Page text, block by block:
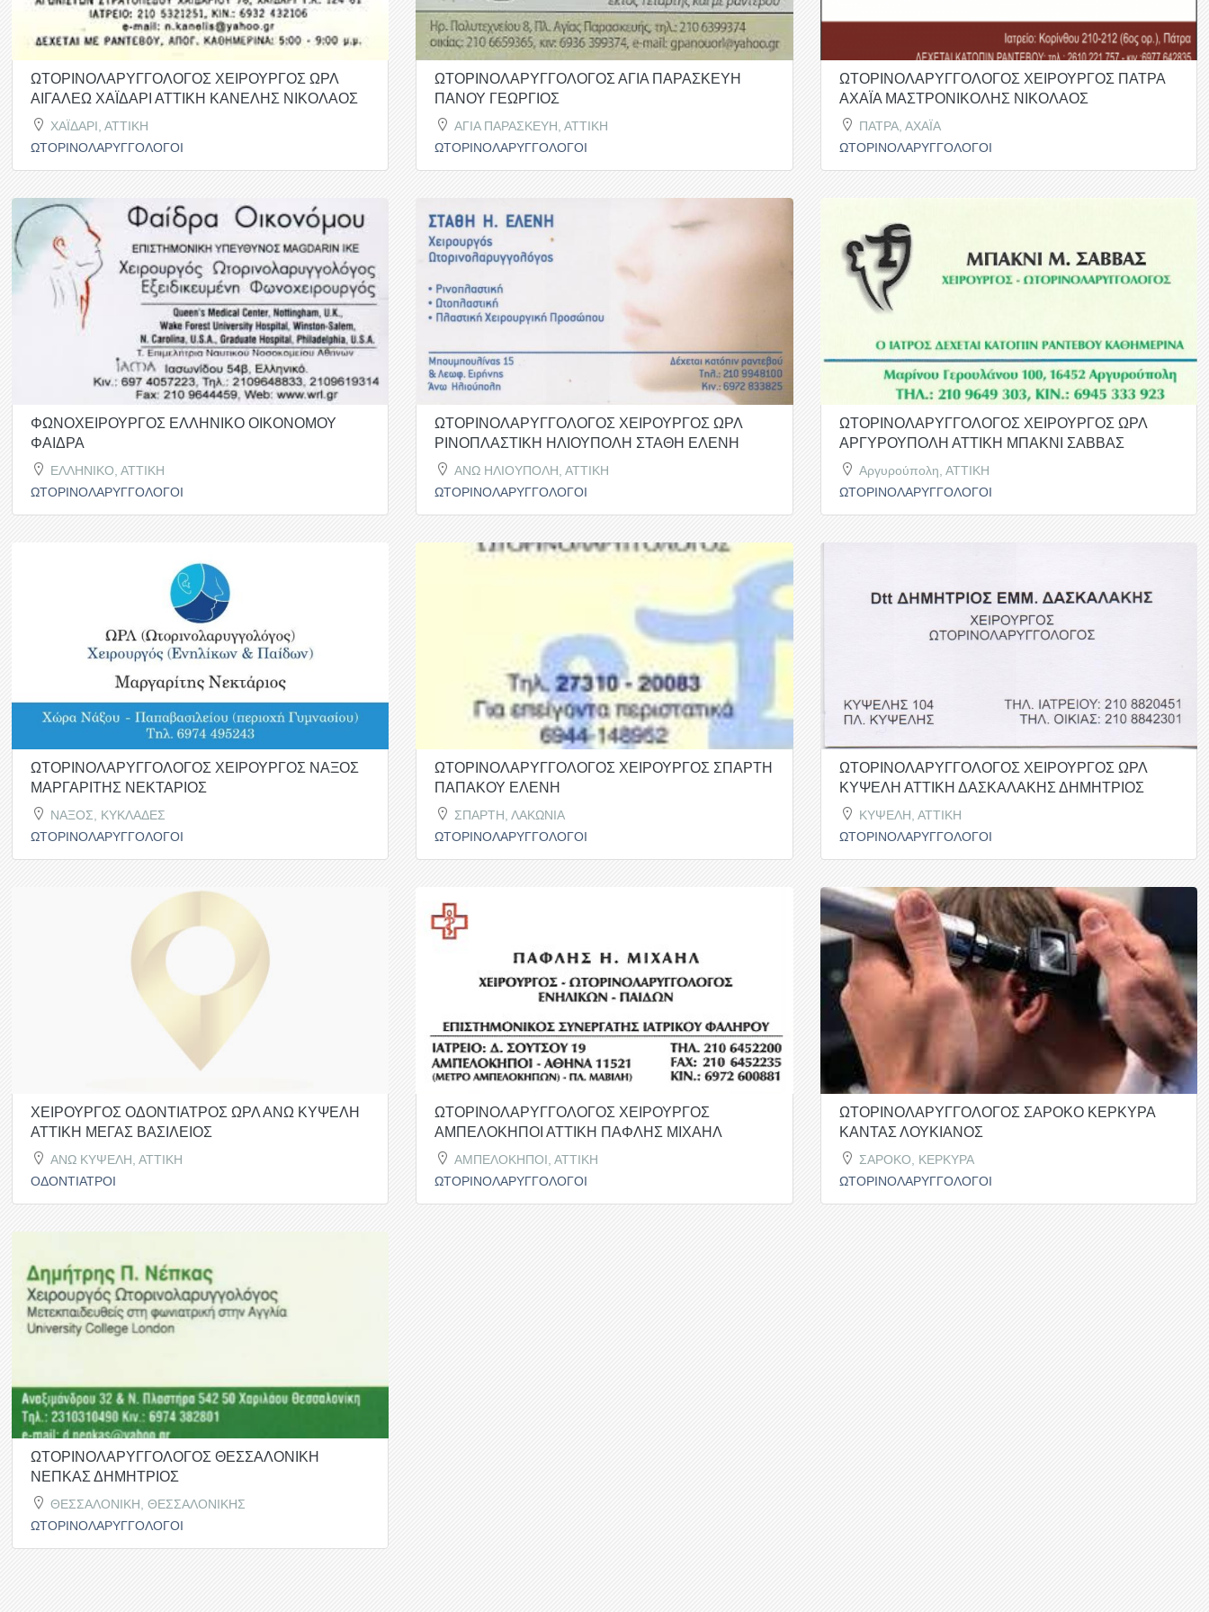
ΩΤΟΡΙΝΟΛΑΡΥΓΓΟΛΟΓΟΣ ΧΕΙΡΟΥΡΓΟΣ ΩΡΛ
ΑΙΓΑΛΕΩ ΧΑΪΔΑΡΙ ΑΤΤΙΚΗ ΚΑΝΕΛΗΣ ΝΙΚΟΛΑΟΣ
ΧΑΪΔΑΡΙ, ΑΤΤΙΚΗ
ΩΤΟΡΙΝΟΛΑΡΥΓΓΟΛΟΓΟΙ
ΩΤΟΡΙΝΟΛΑΡΥΓΓΟΛΟΓΟΣ ΑΓΙΑ ΠΑΡΑΣΚΕΥΗ
ΠΑΝΟΥ ΓΕΩΡΓΙΟΣ
ΑΓΙΑ ΠΑΡΑΣΚΕΥΗ, ΑΤΤΙΚΗ
ΩΤΟΡΙΝΟΛΑΡΥΓΓΟΛΟΓΟΙ
ΩΤΟΡΙΝΟΛΑΡΥΓΓΟΛΟΓΟΣ ΧΕΙΡΟΥΡΓΟΣ ΠΑΤΡΑ
ΑΧΑΪΑ ΜΑΣΤΡΟΝΙΚΟΛΗΣ ΝΙΚΟΛΑΟΣ
ΠΑΤΡΑ, ΑΧΑΪΑ
ΩΤΟΡΙΝΟΛΑΡΥΓΓΟΛΟΓΟΙ
ΦΩΝΟΧΕΙΡΟΥΡΓΟΣ ΕΛΛΗΝΙΚΟ ΟΙΚΟΝΟΜΟΥ
ΦΑΙΔΡΑ
ΕΛΛΗΝΙΚΟ, ΑΤΤΙΚΗ
ΩΤΟΡΙΝΟΛΑΡΥΓΓΟΛΟΓΟΙ
ΩΤΟΡΙΝΟΛΑΡΥΓΓΟΛΟΓΟΣ ΧΕΙΡΟΥΡΓΟΣ ΩΡΛ
ΡΙΝΟΠΛΑΣΤΙΚΗ ΗΛΙΟΥΠΟΛΗ ΣΤΑΘΗ ΕΛΕΝΗ
ΑΝΩ ΗΛΙΟΥΠΟΛΗ, ΑΤΤΙΚΗ
ΩΤΟΡΙΝΟΛΑΡΥΓΓΟΛΟΓΟΙ
ΩΤΟΡΙΝΟΛΑΡΥΓΓΟΛΟΓΟΣ ΧΕΙΡΟΥΡΓΟΣ ΩΡΛ
ΑΡΓΥΡΟΥΠΟΛΗ ΑΤΤΙΚΗ ΜΠΑΚΝΙ ΣΑΒΒΑΣ
Αργυρούπολη, ΑΤΤΙΚΗ
ΩΤΟΡΙΝΟΛΑΡΥΓΓΟΛΟΓΟΙ
ΩΤΟΡΙΝΟΛΑΡΥΓΓΟΛΟΓΟΣ ΧΕΙΡΟΥΡΓΟΣ ΝΑΞΟΣ
ΜΑΡΓΑΡΙΤΗΣ ΝΕΚΤΑΡΙΟΣ
ΝΑΞΟΣ, ΚΥΚΛΑΔΕΣ
ΩΤΟΡΙΝΟΛΑΡΥΓΓΟΛΟΓΟΙ
ΩΤΟΡΙΝΟΛΑΡΥΓΓΟΛΟΓΟΣ ΧΕΙΡΟΥΡΓΟΣ ΣΠΑΡΤΗ
ΠΑΠΑΚΟΥ ΕΛΕΝΗ
ΣΠΑΡΤΗ, ΛΑΚΩΝΙΑ
ΩΤΟΡΙΝΟΛΑΡΥΓΓΟΛΟΓΟΙ
ΩΤΟΡΙΝΟΛΑΡΥΓΓΟΛΟΓΟΣ ΧΕΙΡΟΥΡΓΟΣ ΩΡΛ
ΚΥΨΕΛΗ ΑΤΤΙΚΗ ΔΑΣΚΑΛΑΚΗΣ ΔΗΜΗΤΡΙΟΣ
ΚΥΨΕΛΗ, ΑΤΤΙΚΗ
ΩΤΟΡΙΝΟΛΑΡΥΓΓΟΛΟΓΟΙ
ΧΕΙΡΟΥΡΓΟΣ ΟΔΟΝΤΙΑΤΡΟΣ ΩΡΛ ΑΝΩ ΚΥΨΕΛΗ
ΑΤΤΙΚΗ ΜΕΓΑΣ ΒΑΣΙΛΕΙΟΣ
ΑΝΩ ΚΥΨΕΛΗ, ΑΤΤΙΚΗ
ΟΔΟΝΤΙΑΤΡΟΙ
ΩΤΟΡΙΝΟΛΑΡΥΓΓΟΛΟΓΟΣ ΧΕΙΡΟΥΡΓΟΣ
ΑΜΠΕΛΟΚΗΠΟΙ ΑΤΤΙΚΗ ΠΑΦΛΗΣ ΜΙΧΑΗΛ
ΑΜΠΕΛΟΚΗΠΟΙ, ΑΤΤΙΚΗ
ΩΤΟΡΙΝΟΛΑΡΥΓΓΟΛΟΓΟΙ
ΩΤΟΡΙΝΟΛΑΡΥΓΓΟΛΟΓΟΣ ΣΑΡΟΚΟ ΚΕΡΚΥΡΑ
ΚΑΝΤΑΣ ΛΟΥΚΙΑΝΟΣ
ΣΑΡΟΚΟ, ΚΕΡΚΥΡΑ
ΩΤΟΡΙΝΟΛΑΡΥΓΓΟΛΟΓΟΙ
ΩΤΟΡΙΝΟΛΑΡΥΓΓΟΛΟΓΟΣ ΘΕΣΣΑΛΟΝΙΚΗ
ΝΕΠΚΑΣ ΔΗΜΗΤΡΙΟΣ
ΘΕΣΣΑΛΟΝΙΚΗ, ΘΕΣΣΑΛΟΝΙΚΗΣ
ΩΤΟΡΙΝΟΛΑΡΥΓΓΟΛΟΓΟΙ